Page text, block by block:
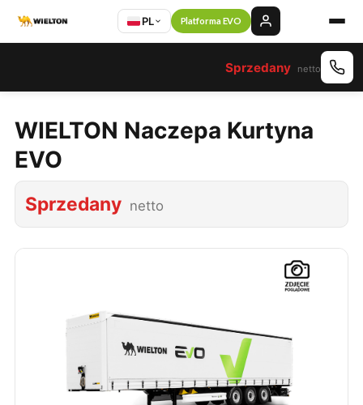
PL Platforma EVO
Sprzedany netto
WIELTON Naczepa Kurtyna
EVO
Sprzedany netto